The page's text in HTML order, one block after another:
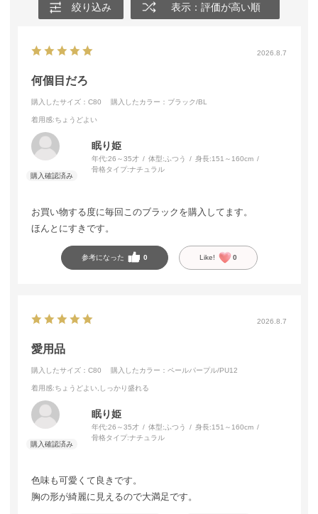
絞り込み 表示：評価が高い順
2026.8.7
何個目だろ
購入したサイズ：C80 購入したカラー：ブラック/BL
着用感:ちょうどよい
眠り姫
年代:26～35才 体型: ふつう 身長:151～160cm
骨格タイプ:ナチュラル
お買い物する度に毎回このブラックを購入してます。
ほんとにすきです。
参考になった 0 Like! 0
2026.8.7
愛用品
購入したサイズ：C80 購入したカラー：ペールパープル/PU12
着用感:ちょうどよい,しっかり盛れる
眠り姫
年代:26～35才 体型:ふつう 身長:151～160cm
骨格タイプ:ナチュラル
色味も可愛くて良きです。
胸の形が綺麗に見えるので大満足です。